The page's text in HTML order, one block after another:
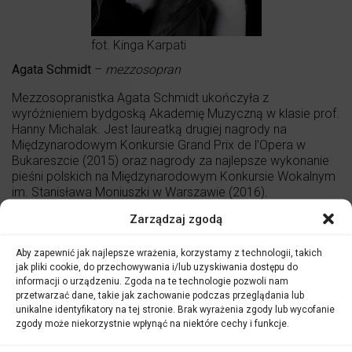
Zarządzaj zgodą
Aby zapewnić jak najlepsze wrażenia, korzystamy z technologii, takich
jak pliki cookie, do przechowywania i/lub uzyskiwania dostępu do
informacji o urządzeniu. Zgoda na te technologie pozwoli nam
przetwarzać dane, takie jak zachowanie podczas przeglądania lub
unikalne identyfikatory na tej stronie. Brak wyrażenia zgody lub wycofanie
zgody może niekorzystnie wpłynąć na niektóre cechy i funkcje.
fot. Kinga Karpati
Agata Schmidt – mezzosopran
Mezzosopranistka Agata Schmidt ukończyła z
wyróżnieniem bydgoską Akademię Muzyczną w klasie prof.
Hanny Michalak. Jest laureatką drugiej nagrody na
Międzynarodowym Konkursie Grand Prix de l’Opera w
Bukareszcie (2015) oraz nagrody za najlepsze wykonanie
pieśni polskich na Międzynarodowym Konkursie Wokalnym
im. Stanisława Moniuszki w Warszawie (2016).
Artystka była uczestniczką Akademii Operowej przy
pod opieką Anity Garanči, a w latach 2011-2014 Atelier
Lyrique Opery Paryskiej. W Opéra Garnier zadebiutowała
tytułową rolą wOrfeuszu i EurydyceW. Ch. Glucka w
inscenizacji Piny Bausch. Za tę rolę otrzymała dwie
prestiżowe nagrody: Prix L’AROP i Prix Carpeaux dla
najlepszego młodego śpiewaka 2014 roku.